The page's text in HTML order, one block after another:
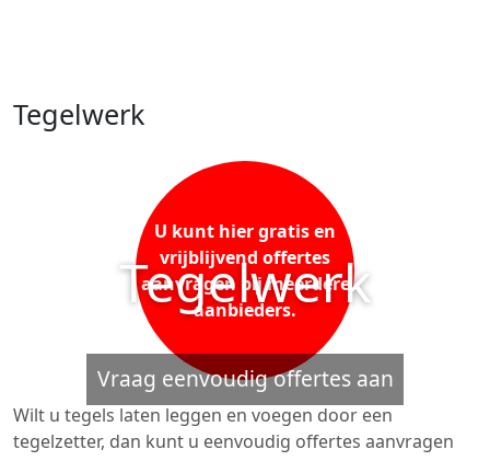
Tegelwerk
Vraag eenvoudig offertes aan
Tegelwerk
U kunt hier gratis en
vrijblijvend offertes
aanvragen bij meerdere
aanbieders.
Wilt u tegels laten leggen en voegen door een
tegelzetter, dan kunt u eenvoudig offertes aanvragen